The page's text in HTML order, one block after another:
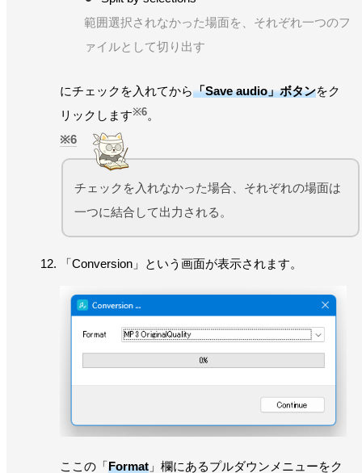
範囲選択されなかった場面を、それぞれ一つのフ
ァイルとして切り出す
にチェックを入れてから「Save audio」ボタンをク
リックします※6。
6
チェックを入れなかった場合、それぞれの場面は
一つに結合して出力される。
「Conversion」という画面が表示されます。
ここの「Format 」欄にあるプルダウンメニューをク